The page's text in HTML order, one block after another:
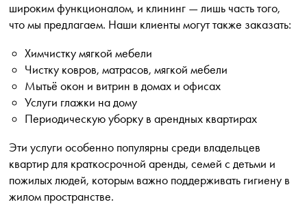
широким функционалом, и клининг — лишь часть того,
что мы предлагаем. Наши клиенты могут также заказать:
Химчистку мягкой мебели
Чистку ковров, матрасов, мягкой мебели
Мытьё окон и витрин в домах и офисах
Услуги глажки на дому
Периодическую уборку в арендных квартирах
Эти услуги особенно популярны среди владельцев
квартир для краткосрочной аренды, семей с детьми и
пожилых людей, которым важно поддерживать гигиену в
жилом пространстве.